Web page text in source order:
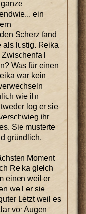
ein
Scherz fand
als lustig. Reika
Was für einen
war kein
wie ihr
log er sie
ihr
Sie musterte
gründlich.
Moment
Reika gleich
einen weil er
weil er sie
Letzt weil es
vor Augen